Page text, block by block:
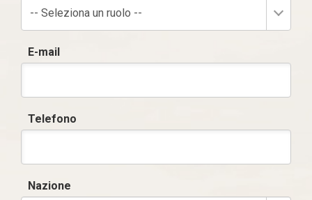
-- Seleziona un ruolo --
E-mail
Telefono
Nazione